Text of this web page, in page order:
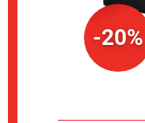
-20%